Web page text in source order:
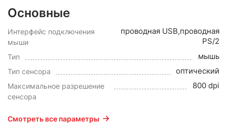
Основные
Интерфейс подключения
мыши
проводная USB,проводная
PS/2
Тип мышь
Тип сенсора оптический
Максимальное разрешение
сенсора
800 dpi
Смотреть все параметры